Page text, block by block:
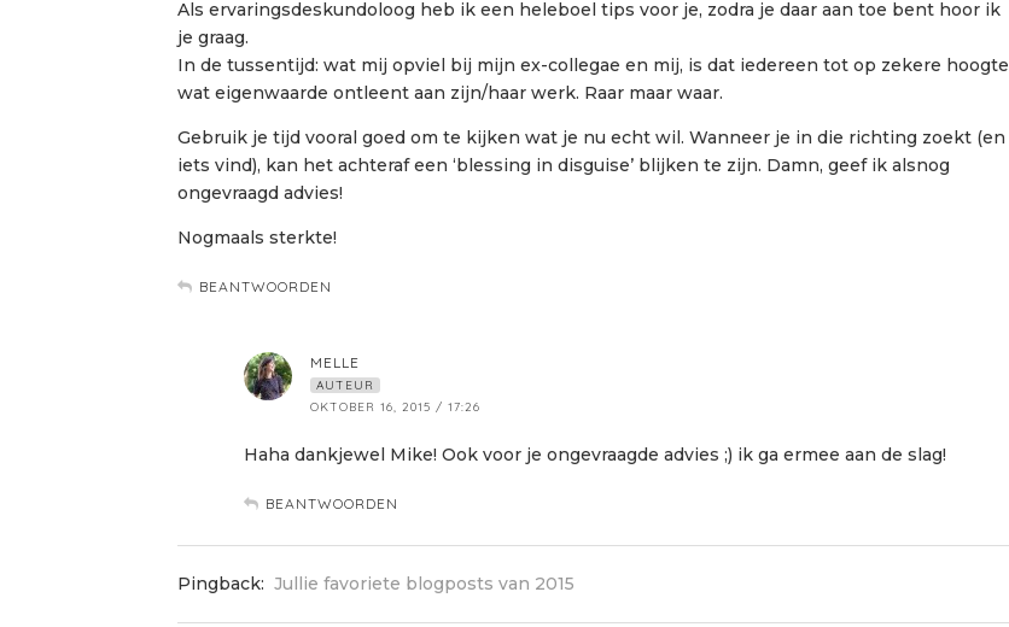
Als ervaringsdeskundoloog heb ik een heleboel tips voor je, zodra je daar aan toe bent hoor ik
je graag.
In de tussentijd: wat mij opviel bij mijn ex-collegae en mij, is dat iedereen tot op zekere hoogte
wat eigenwaarde ontleent aan zijn/haar werk. Raar maar waar.
Gebruik je tijd vooral goed om te kijken wat je nu echt wil. Wanneer je in die richting zoekt (en
iets vind), kan het achteraf een ‘blessing in disguise’ blijken te zijn. Damn, geef ik alsnog
ongevraagd advies!
Nogmaals sterkte!
BEANTWOORDEN
MELLE
AUTEUR
OKTOBER 16, 2015 / 17:26
Haha dankjewel Mike! Ook voor je ongevraagde advies ;) ik ga ermee aan de slag!
BEANTWOORDEN
Pingback: Jullie favoriete blogposts van 2015